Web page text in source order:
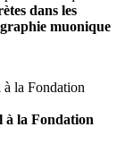
dans les
muonique
à la Fondation